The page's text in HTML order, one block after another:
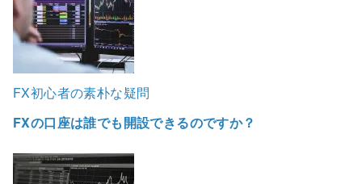
FX初心者の素朴な疑問
FXの口座は誰でも開設できるのですか？